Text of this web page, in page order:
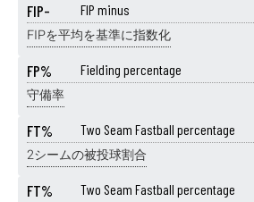
FIP- FIP minus
FIPを平均を基準に指数化
FP% Fielding percentage
守備率
FT% Two Seam Fastball percentage
2シームの被投球割合
FT% Two Seam Fastball percentage